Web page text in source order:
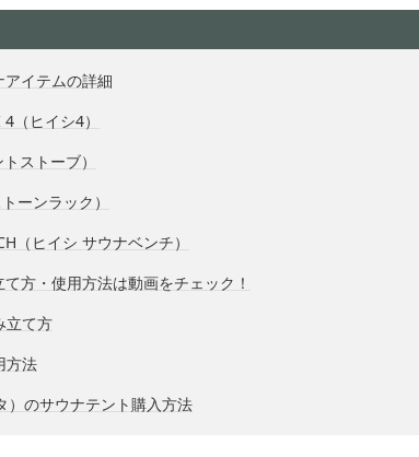
イテムの詳細
（ヒイシ4）
ストーブ）
ーンラック）
（ヒイシ サウナベンチ）
方・使用方法は動画をチェック！
立て方
方法
）のサウナテント購入方法